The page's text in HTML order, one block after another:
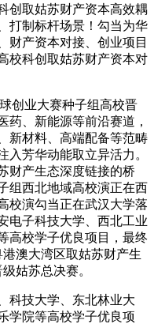
创取姑苏财产资本高效耦
打制标杆场景！勾当为华
财产资本对接、创业项目
校科创取姑苏财产资本对
创业大赛种子组高校晋
药、新能源等前沿赛道，
新材料、高端配备等范畴
入芳华动能取立异活力。
财产生态深度链接的桥
组西北地域高校演正在西
校演勾当正在武汉大学落
电子科技大学、西北工业
高校学子优良项目，最终
澳大湾区取姑苏财产生
姑苏总决赛。
技大学、东北林业大
学院等高校学子优良项